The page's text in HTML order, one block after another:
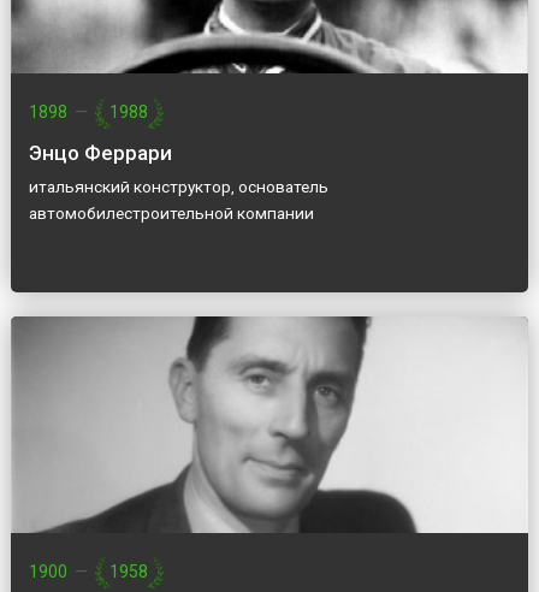
1898 — 1988
Энцо Феррари
итальянский конструктор, основатель
автомобилестроительной компании
1900 — 1958